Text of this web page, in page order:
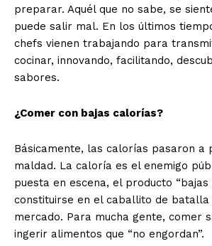
preparar. Aquél que no sabe, se
puede salir mal. En los últimos
chefs vienen trabajando para
cocinar, innovando, facilitando,
sabores.
¿Comer con bajas calorías?
Básicamente, las calorías pasaron a
maldad. La caloría es el enemigo
puesta en escena, el producto
constituirse en el caballito de batalla
mercado. Para mucha gente, comer
ingerir alimentos que “no engordan”.